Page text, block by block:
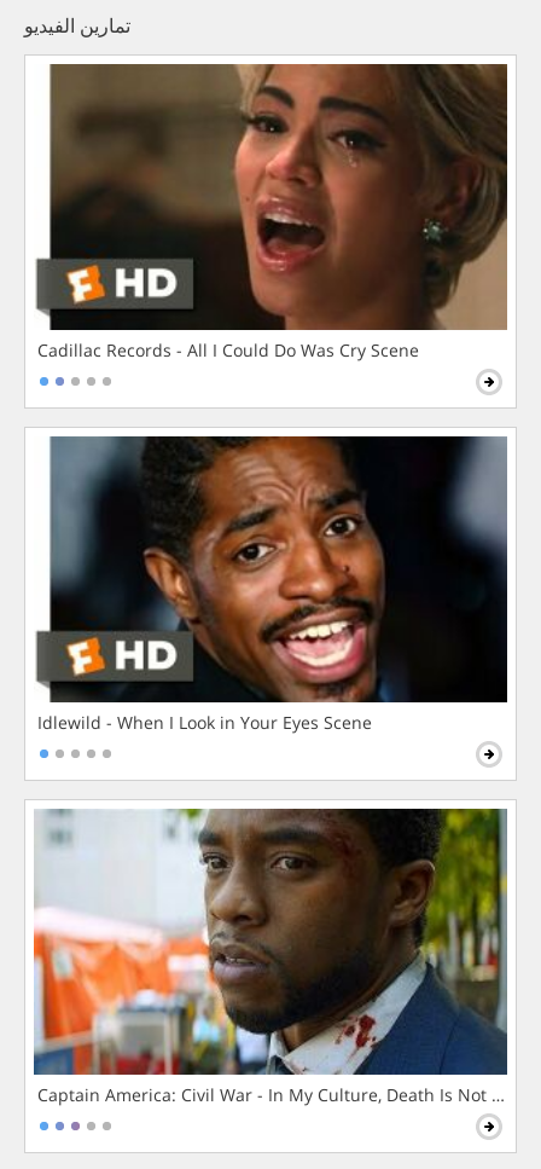
تمارين الفيديو
Cadillac Records - All I Could Do Was Cry Scene
Idlewild - When I Look in Your Eyes Scene
Captain America: Civil War - In My Culture, Death Is Not The